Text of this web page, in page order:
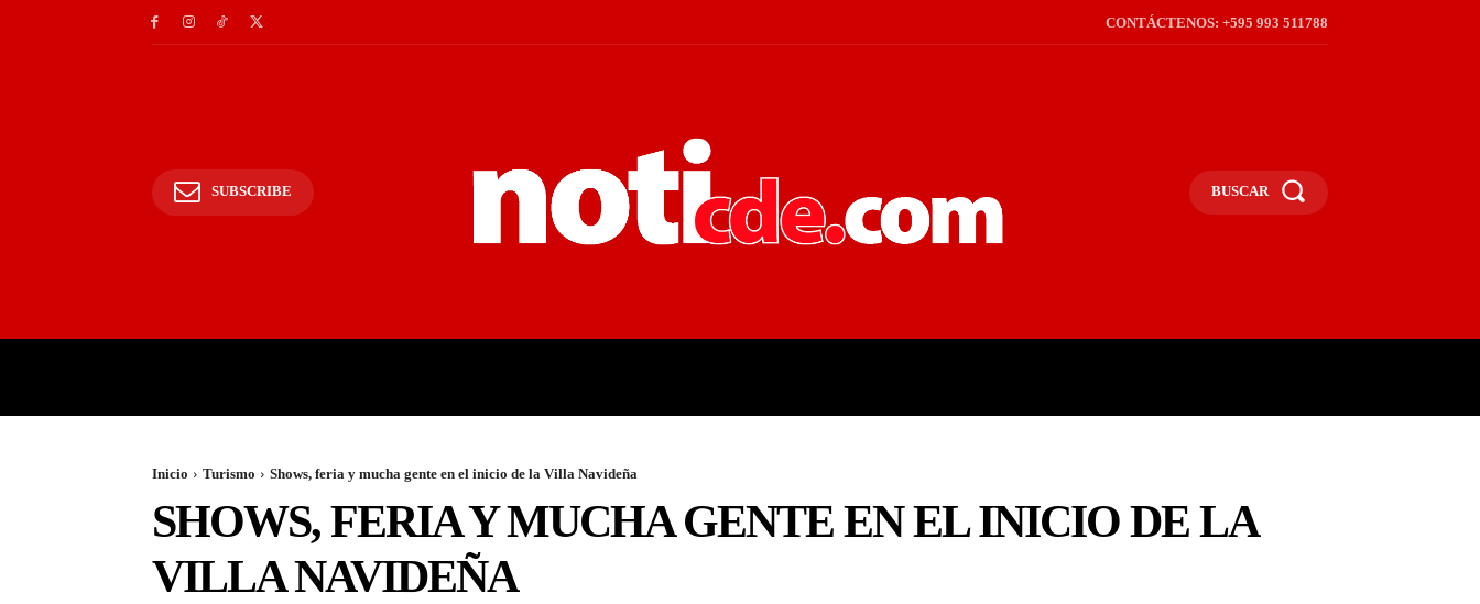
CONTÁCTENOS: +595 993 511788
SUBSCRIBE BUSCAR
Inicio Turismo Shows, feria y mucha gente en el inicio de la Villa Navideña
SHOWS, FERIA Y MUCHA GENTE EN EL INICIO DE LA
VILLA NAVIDEÑA